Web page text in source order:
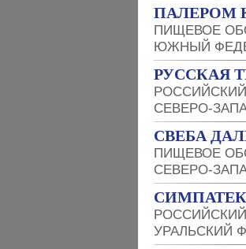
ПАЛЕРОМ
ПИЩЕВОЕ
ЮЖНЫЙ
РУССКАЯ
СЕВЕРО-
СВЕБА
ПИЩЕВОЕ
СЕВЕРО-
СИМПАТЕК
УРАЛЬСКИЙ